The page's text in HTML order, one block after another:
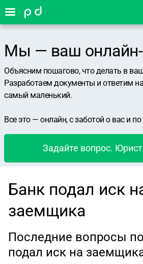
Мы — ваш онлайн-
Объясним пошагово, что делать в
Разработаем документы и ответим
самый маленький.
Все это — онлайн, с заботой о вас и
Задайте вопрос.
Банк подал иск
заемщика
Последние вопросы
подал иск на